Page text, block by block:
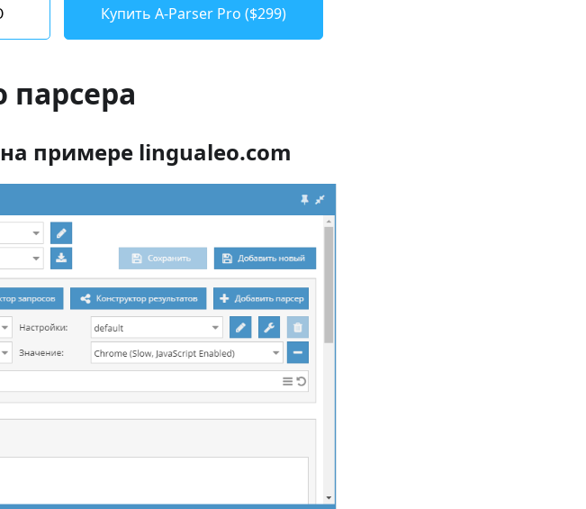
Купить A-Parser Pro ($299)
примере lingualeo.com